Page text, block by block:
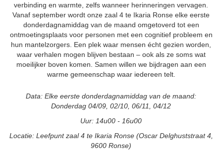
verbinding en warmte, zelfs wanneer herinneringen vervagen.
Vanaf september wordt onze zaal 4 te Ikaria Ronse elke eerste
donderdagnamiddag van de maand omgetoverd tot een
ontmoetingsplaats voor personen met een cognitief probleem en
hun mantelzorgers. Een plek waar mensen écht gezien worden,
waar verhalen mogen blijven bestaan – ook als ze soms wat
moeilijker boven komen. Samen willen we bijdragen aan een
warme gemeenschap waar iedereen telt.
Data: Elke eerste donderdagnamiddag van de maand:
Donderdag 04/09, 02/10, 06/11, 04/12
Uur: 14u00 - 16u00
Locatie: Leefpunt zaal 4 te Ikaria Ronse (Oscar Delghuststraat 4,
9600 Ronse)